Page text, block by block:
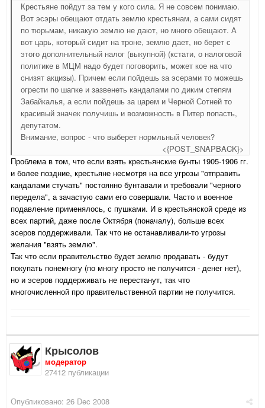
Крестьяне пойдут за тем у кого сила. Я не совсем понимаю.
Вот эсэры обещают отдать землю крестьянам, а сами сидят
по тюрьмам, никакую землю не дают, но много обещают. А
вот царь, который сидит на троне, землю дает, но берет с
этого дополнительный налог (выкупной) (кстати, о налоговой
политике в МЦМ надо будет поговорить, может кое на что
снизят акцизы). Причем если пойдешь за эсерами то можешь
огрести по шапке и зазвенеть кандалами по диким степям
Забайкалья, а если пойдешь за царем и Черной Сотней то
красивый значек получишь и возможность в Питер попасть,
депутатом.
Внимание, вопрос - что выберет нормльный человек?
<{POST_SNAPBACK}>
Проблема в том, что если взять крестьянские бунты 1905-1906 гг.
и более поздние, крестьяне несмотря на все угрозы "отправить
кандалами стучать" постоянно бунтавали и требовали "черного
передела", а зачастую сами его совершали. Часто и военное
подавление применялось, с пушками. И в крестьянской среде из
всех партий, даже после Октября (поначалу), больше всех
эсеров поддерживали. Так что не останавливали-то угрозы
желания "взять землю".
Так что если правительство будет землю продавать - будут
покупать понемногу (по многу просто не получится - денег нет),
но и эсеров поддерживать не перестанут, так что
многочисленной про правительственной партии не получится.
Крысолов
модератор
27412 публикации
Опубликовано: 26 Dec 2008